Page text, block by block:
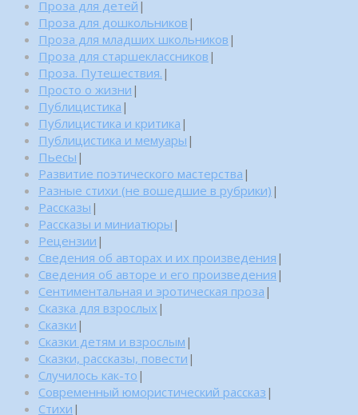
Проза для детей |
Проза для дошкольников |
Проза для младших школьников |
Проза для старшеклассников |
Проза. Путешествия. |
Просто о жизни |
Публицистика |
Публицистика и критика |
Публицистика и мемуары |
Пьесы |
Развитие поэтического мастерства |
Разные стихи (не вошедшие в рубрики) |
Рассказы |
Рассказы и миниатюры |
Рецензии |
Сведения об авторах и их произведения |
Сведения об авторе и его произведения |
Сентиментальная и эротическая проза |
Сказка для взрослых |
Сказки |
Сказки детям и взрослым |
Сказки, рассказы, повести |
Случилось как-то |
Современный юмористический рассказ |
Стихи |